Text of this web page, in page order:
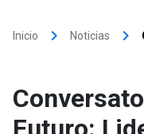
Inicio keyboard_arrow_right Noticias keyboard_arrow_right